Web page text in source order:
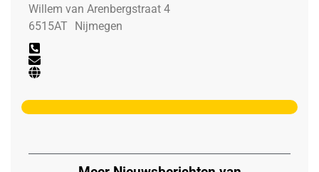
Willem van Arenbergstraat 4
6515AT Nijmegen